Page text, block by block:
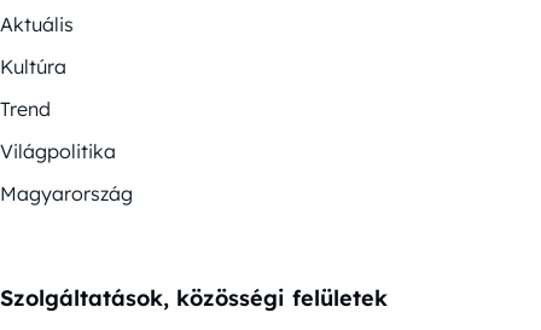
Aktuális
Kultúra
Trend
Világpolitika
Magyarország
Szolgáltatások, közösségi felületek